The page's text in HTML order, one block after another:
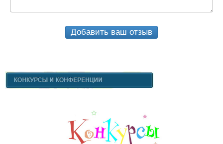
Добавить ваш отзыв